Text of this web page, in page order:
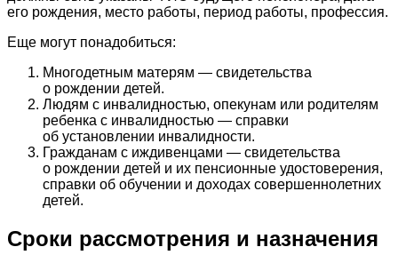
его рождения, место работы, период работы, профессия.
Еще могут понадобиться:
Многодетным матерям — свидетельства
о рождении детей.
Людям с инвалидностью, опекунам или родителям
ребенка с инвалидностью — справки
об установлении инвалидности.
Гражданам с иждивенцами — свидетельства
о рождении детей и их пенсионные удостоверения,
справки об обучении и доходах совершеннолетних
детей.
Сроки рассмотрения и назначения